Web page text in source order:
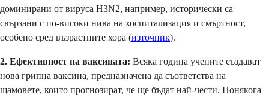
доминирани от вируса H3N2, например, исторически са
свързани с по-високи нива на хоспитализация и смъртност,
особено сред възрастните хора (източник).
2. Ефективност на ваксината: Всяка година учените създават
нова грипна ваксина, предназначена да съответства на
щамовете, които прогнозират, че ще бъдат най-чести. Понякога